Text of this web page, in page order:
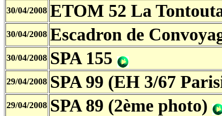
30/04/2008 ETOM 52 La
30/04/2008 Escadron de
30/04/2008 SPA 155
29/04/2008 SPA 99 (EH 3/67
29/04/2008 SPA 89 (2ème photo)